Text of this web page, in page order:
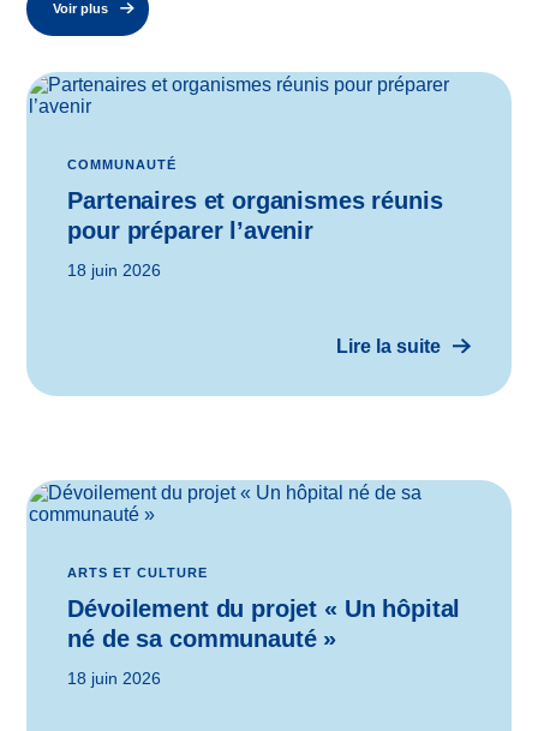
Voir plus
COMMUNAUTÉ
Partenaires et organismes réunis
pour préparer l’avenir
18 juin 2026
Lire la suite
ARTS ET CULTURE
Dévoilement du projet « Un hôpital
né de sa communauté »
18 juin 2026